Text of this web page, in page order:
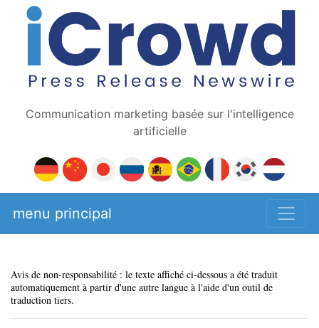
Communication marketing basée sur l'intelligence
artificielle
menu principal
Avis de non-responsabilité : le texte affiché ci-dessous a été traduit
automatiquement à partir d'une autre langue à l'aide d'un outil de
traduction tiers.